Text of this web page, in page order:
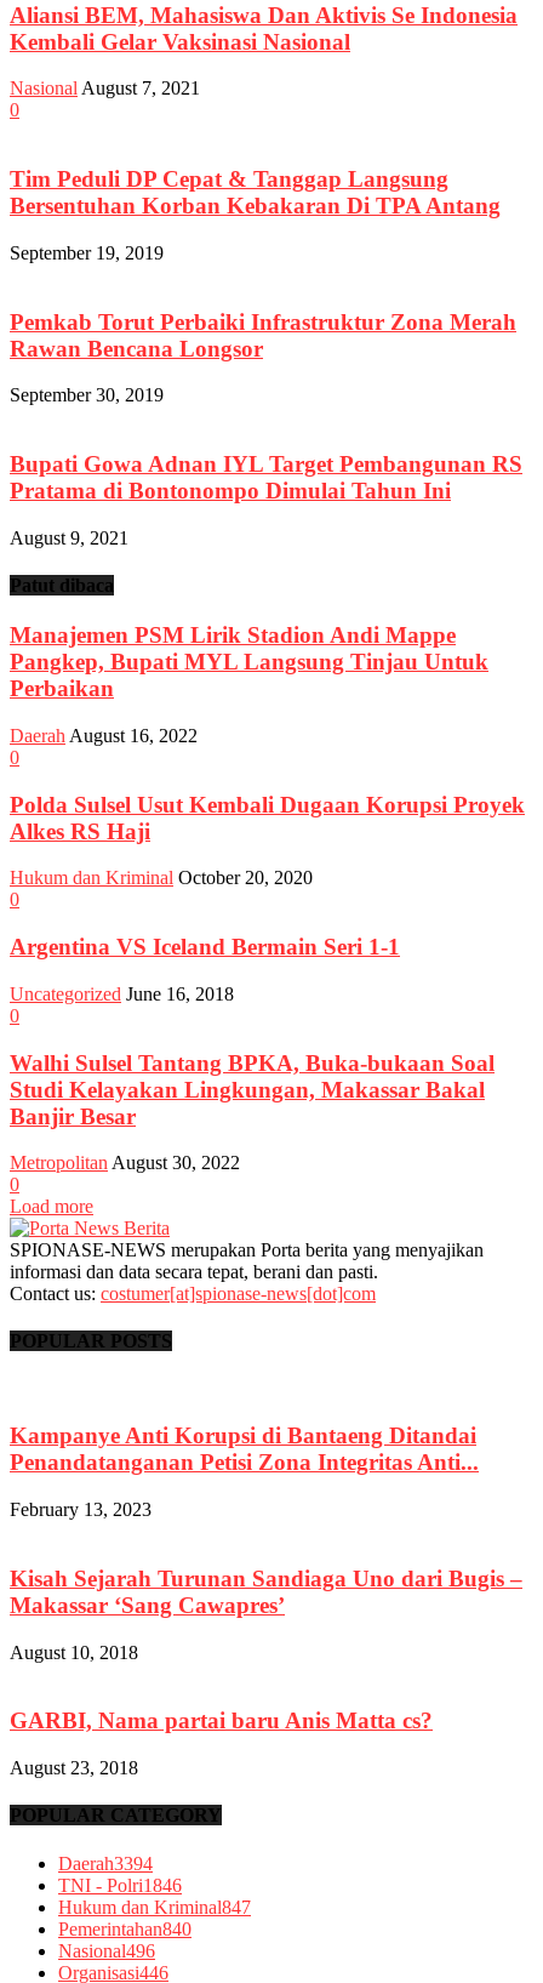
Aliansi BEM, Mahasiswa Dan Aktivis Se Indonesia
Kembali Gelar Vaksinasi Nasional
Nasional August 7, 2021
0
Tim Peduli DP Cepat & Tanggap Langsung
Bersentuhan Korban Kebakaran Di TPA Antang
September 19, 2019
Pemkab Torut Perbaiki Infrastruktur Zona Merah
Rawan Bencana Longsor
September 30, 2019
Bupati Gowa Adnan IYL Target Pembangunan RS
Pratama di Bontonompo Dimulai Tahun Ini
August 9, 2021
Patut dibaca
Manajemen PSM Lirik Stadion Andi Mappe
Pangkep, Bupati MYL Langsung Tinjau Untuk
Perbaikan
Daerah August 16, 2022
0
Polda Sulsel Usut Kembali Dugaan Korupsi Proyek
Alkes RS Haji
Hukum dan Kriminal October 20, 2020
0
Argentina VS Iceland Bermain Seri 1-1
Uncategorized June 16, 2018
0
Walhi Sulsel Tantang BPKA, Buka-bukaan Soal
Studi Kelayakan Lingkungan, Makassar Bakal
Banjir Besar
Metropolitan August 30, 2022
0
Load more
SPIONASE-NEWS merupakan Porta berita yang menyajikan
informasi dan data secara tepat, berani dan pasti.
Contact us: costumer[at]spionase-news[dot]com
POPULAR POSTS
Kampanye Anti Korupsi di Bantaeng Ditandai
Penandatanganan Petisi Zona Integritas Anti...
February 13, 2023
Kisah Sejarah Turunan Sandiaga Uno dari Bugis –
Makassar ‘Sang Cawapres’
August 10, 2018
GARBI, Nama partai baru Anis Matta cs?
August 23, 2018
POPULAR CATEGORY
Daerah3394
TNI - Polri1846
Hukum dan Kriminal847
Pemerintahan840
Nasional496
Organisasi446